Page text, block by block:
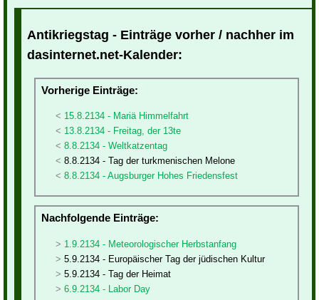
Antikriegstag - Einträge vorher / nachher im
dasinternet.net-Kalender:
Vorherige Einträge:
15.8.2134 - Mariä Himmelfahrt
13.8.2134 - Freitag, der 13te
8.8.2134 - Weltkatzentag
8.8.2134 - Tag der turkmenischen Melone
8.8.2134 - Augsburger Hohes Friedensfest
Nachfolgende Einträge:
1.9.2134 - Meteorologischer Herbstanfang
5.9.2134 - Europäischer Tag der jüdischen Kultur
5.9.2134 - Tag der Heimat
6.9.2134 - Labor Day